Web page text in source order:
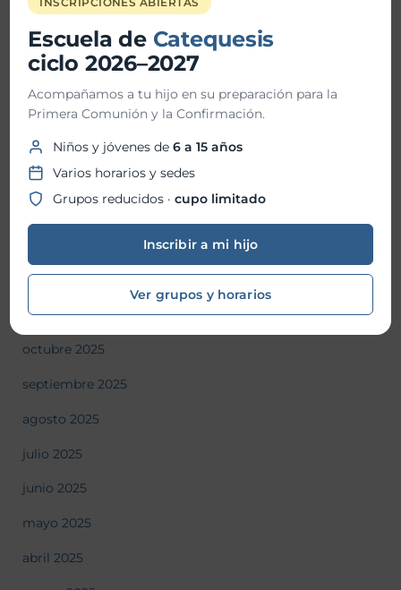
julio 2026
junio 2026
mayo 2026
abril 2026
marzo 2026
febrero 2026
diciembre 2025
noviembre 2025
octubre 2025
septiembre 2025
agosto 2025
julio 2025
junio 2025
mayo 2025
abril 2025
Escuela de Catequesis
ciclo 2026–2027
Acompañamos a tu hijo en su preparación para la
Primera Comunión y la Confirmación.
Niños y jóvenes de6 a 15 años
Varios horarios y sedes
Grupos reducidos ·cupo limitado
Inscribir a mi hijo
Ver grupos y horarios